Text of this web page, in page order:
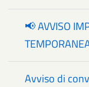
📢 AVVISO
Avviso di